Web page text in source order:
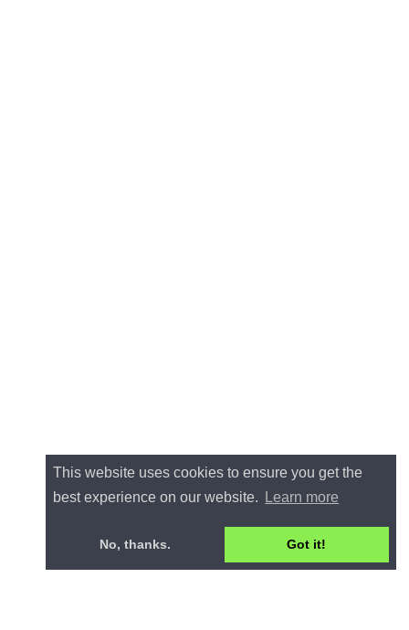
This website uses cookies to ensure you get the
best experience on our website.
Learn more
No, thanks. Got it!